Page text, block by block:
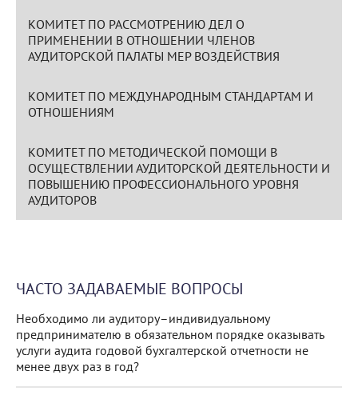
КОМИТЕТ ПО РАССМОТРЕНИЮ ДЕЛ О
ПРИМЕНЕНИИ В ОТНОШЕНИИ ЧЛЕНОВ
АУДИТОРСКОЙ ПАЛАТЫ МЕР ВОЗДЕЙСТВИЯ
КОМИТЕТ ПО МЕЖДУНАРОДНЫМ СТАНДАРТАМ И
ОТНОШЕНИЯМ
КОМИТЕТ ПО МЕТОДИЧЕСКОЙ ПОМОЩИ В
ОСУЩЕСТВЛЕНИИ АУДИТОРСКОЙ ДЕЯТЕЛЬНОСТИ И
ПОВЫШЕНИЮ ПРОФЕССИОНАЛЬНОГО УРОВНЯ
АУДИТОРОВ
ЧАСТО ЗАДАВАЕМЫЕ ВОПРОСЫ
Необходимо ли аудитору–индивидуальному
предпринимателю в обязательном порядке оказывать
услуги аудита годовой бухгалтерской отчетности не
менее двух раз в год?